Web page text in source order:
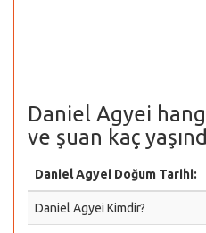
Daniel Agyei
ve şuan kaç
Daniel Agyei Doğum Tarihi:
Daniel Agyei Kimdir?